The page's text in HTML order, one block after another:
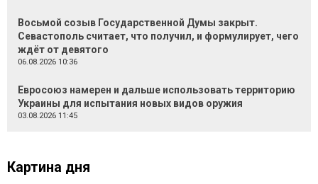
Восьмой созыв Государственной Думы закрыт.
Севастополь считает, что получил, и формулирует, чего
ждёт от девятого
06.08.2026 10:36
Евросоюз намерен и дальше использовать территорию
Украины для испытания новых видов оружия
03.08.2026 11:45
Картина дня